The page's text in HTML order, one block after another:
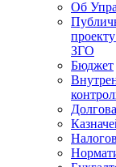
Об
ЗГО
Бюджет